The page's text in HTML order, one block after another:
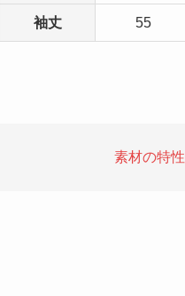
袖丈 55
素材の特